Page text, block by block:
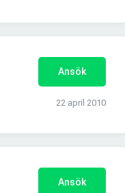
Ansök
22 april 2010
Ansök